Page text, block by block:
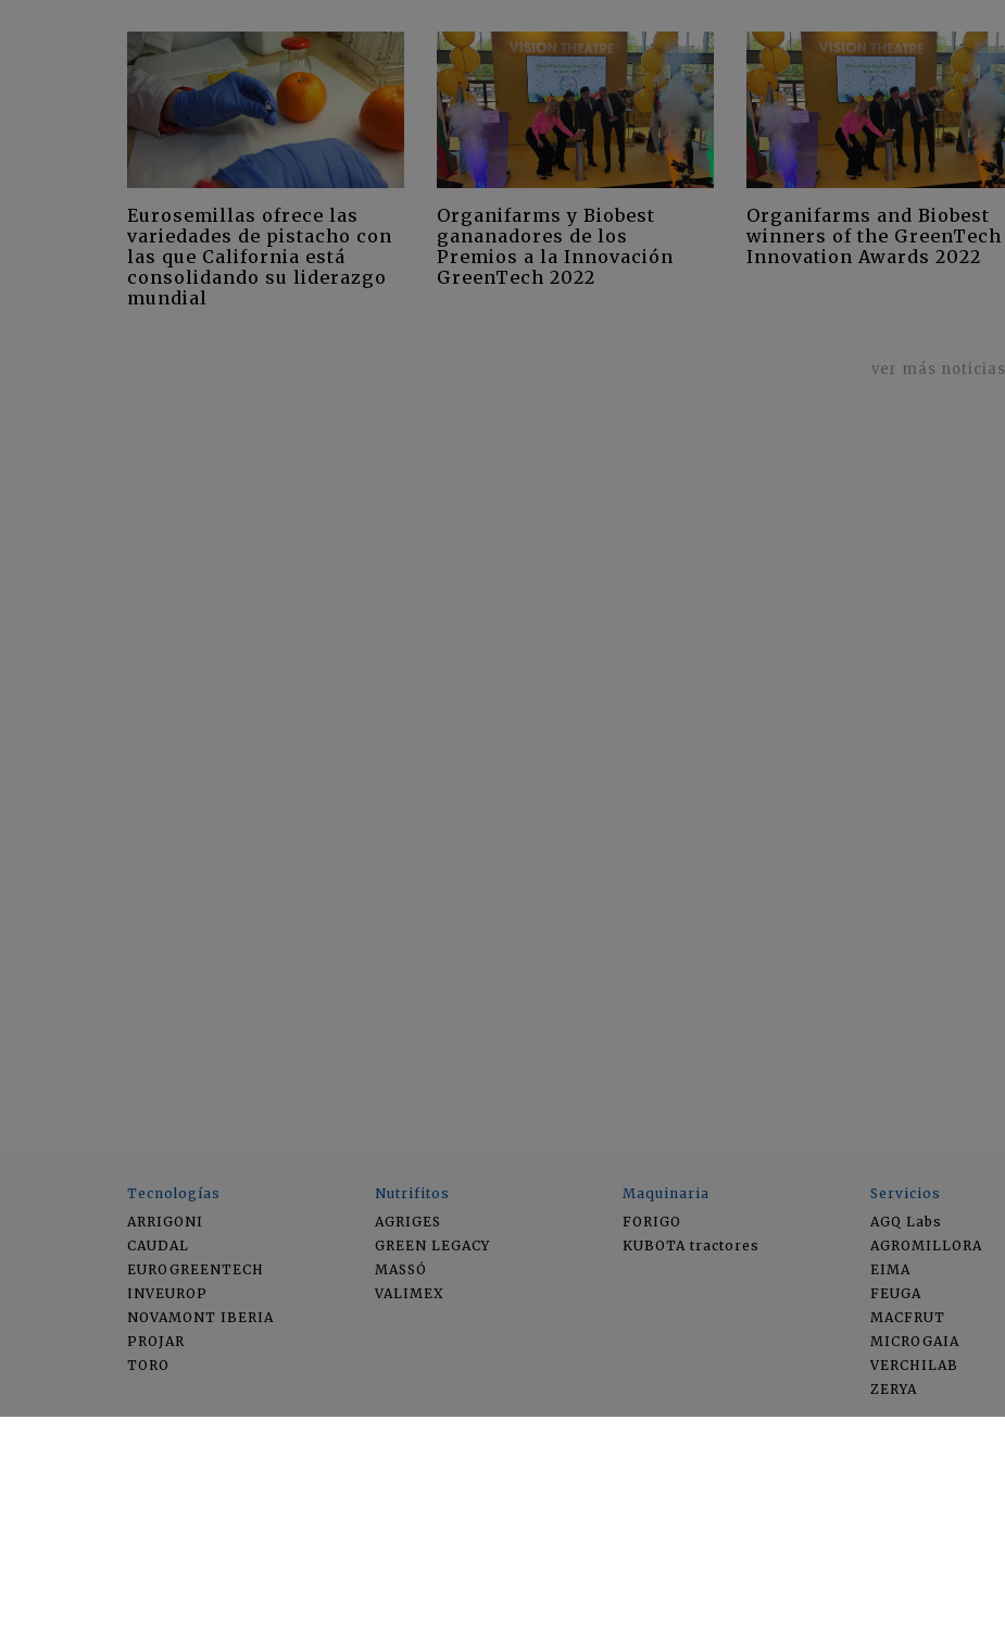
Eurosemillas ofrece las
variedades de pistacho con
las que California está
consolidando su liderazgo
mundial
Organifarms y Biobest
gananadores de los
Premios a la Innovación
GreenTech 2022
Organifarms and Biobest
winners of the GreenTech
Innovation Awards 2022
ver más noticias
Tecnologías
ARRIGONI
CAUDAL
EUROGREENTECH
INVEUROP
NOVAMONT IBERIA
PROJAR
TORO
Nutrifitos
AGRIGES
GREEN LEGACY
MASSÓ
VALIMEX
Maquinaria
FORIGO
KUBOTA tractores
Servicios
AGQ Labs
AGROMILLORA
EIMA
FEUGA
MACFRUT
MICROGAIA
VERCHILAB
ZERYA